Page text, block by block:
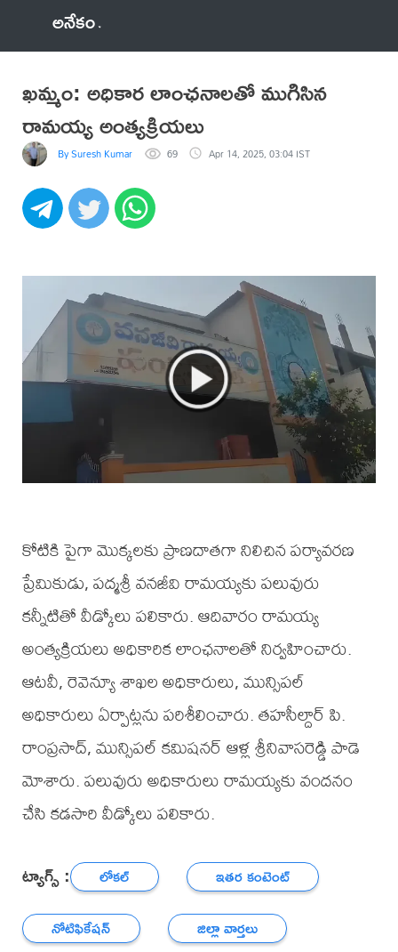
అనేకం
ఖమ్మం: అధికార లాంఛనాలతో ముగిసిన
రామయ్య అంత్యక్రియలు
By Suresh Kumar 69 Apr 14, 2025, 03:04 IST
కోటికి పైగా మొక్కలకు ప్రాణదాతగా నిలిచిన పర్యావరణ
ప్రేమికుడు, పద్మశ్రీ వనజీవి రామయ్యకు పలువురు
కన్నీటితో వీడ్కోలు పలికారు. ఆదివారం రామయ్య
అంత్యక్రియలు అధికారిక లాంఛనాలతో నిర్వహించారు.
ఆటవీ, రెవెన్యూ శాఖల అధికారులు, మున్సిపల్
అధికారులు ఏర్పాట్లను పరిశీలించారు. తహసీల్దార్ పి.
రాంప్రసాద్, మున్సిపల్ కమిషనర్ ఆళ్ల శ్రీనివాసరెడ్డి పాడె
మోశారు. పలువురు అధికారులు రామయ్యకు వందనం
చేసి కడసారి వీడ్కోలు పలికారు.
ట్యాగ్స్ : లోకల్
ఇతర కంటెంట్
నోటిఫికేషన్
జిల్లా వార్తలు